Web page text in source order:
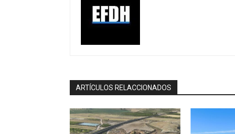
ARTÍCULOS RELACCIONADOS